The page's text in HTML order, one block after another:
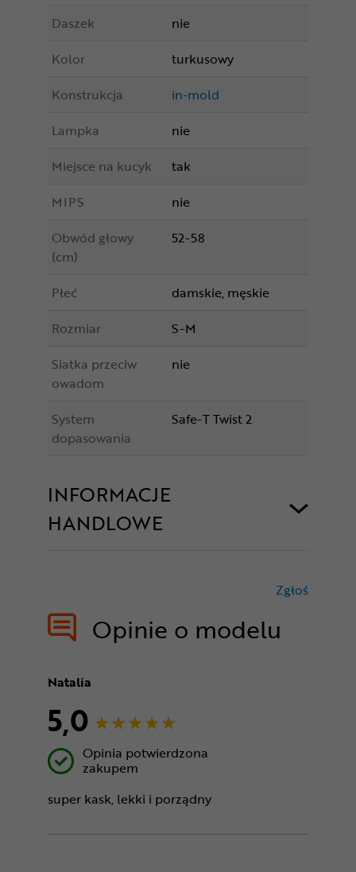
Daszek
nie
Kolor
turkusowy
Konstrukcja
in-mold
Lampka
nie
Miejsce na kucyk
tak
MIPS
nie
Obwód głowy
(cm)
52-58
Płeć
damskie, męskie
Rozmiar
S-M
Siatka przeciw
owadom
nie
System
dopasowania
Safe-T Twist 2
INFORMACJE
HANDLOWE
Opinie o modelu
Zgłoś
Natalia
5,0
Opinia potwierdzona
zakupem
super kask, lekki i porządny